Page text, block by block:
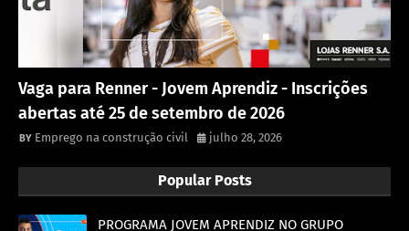
Vaga para Renner - Jovem Aprendiz - Inscrições
abertas até 25 de setembro de 2026
Emprego na construção civil julho 28, 2026
Popular Posts
PROGRAMA JOVEM APRENDIZ NO GRUPO